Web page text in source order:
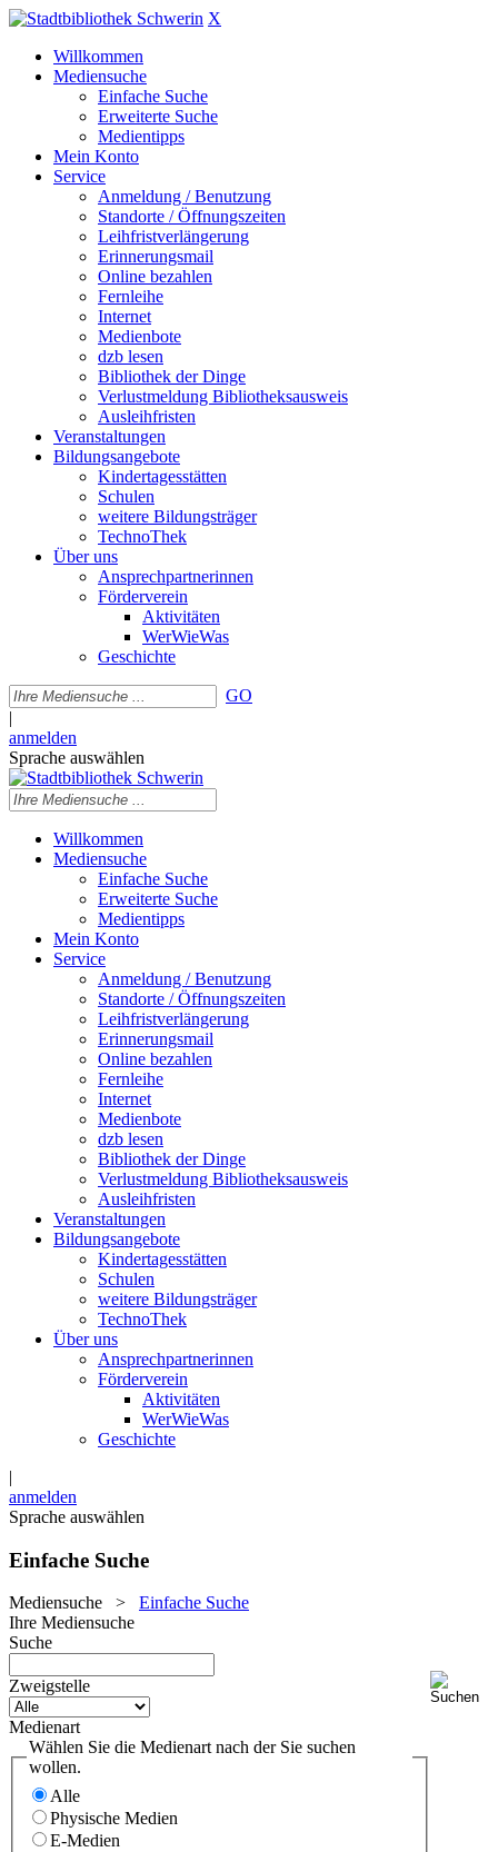
X
Willkommen
Mediensuche
Einfache Suche
Erweiterte Suche
Medientipps
Mein Konto
Service
Anmeldung / Benutzung
Standorte / Öffnungszeiten
Leihfristverlängerung
Erinnerungsmail
Online bezahlen
Fernleihe
Internet
Medienbote
dzb lesen
Bibliothek der Dinge
Verlustmeldung Bibliotheksausweis
Ausleihfristen
Veranstaltungen
Bildungsangebote
Kindertagesstätten
Schulen
weitere Bildungsträger
TechnoThek
Über uns
Ansprechpartnerinnen
Förderverein
Aktivitäten
WerWieWas
Geschichte
GO
|
anmelden
Sprache auswählen
Willkommen
Mediensuche
Einfache Suche
Erweiterte Suche
Medientipps
Mein Konto
Service
Anmeldung / Benutzung
Standorte / Öffnungszeiten
Leihfristverlängerung
Erinnerungsmail
Online bezahlen
Fernleihe
Internet
Medienbote
dzb lesen
Bibliothek der Dinge
Verlustmeldung Bibliotheksausweis
Ausleihfristen
Veranstaltungen
Bildungsangebote
Kindertagesstätten
Schulen
weitere Bildungsträger
TechnoThek
Über uns
Ansprechpartnerinnen
Förderverein
Aktivitäten
WerWieWas
Geschichte
|
anmelden
Sprache auswählen
Einfache Suche
Mediensuche > Einfache Suche
Ihre Mediensuche
Suche
Zweigstelle
Medienart
Wählen Sie die Medienart nach der Sie suchen
wollen.
Alle
Physische Medien
E-Medien